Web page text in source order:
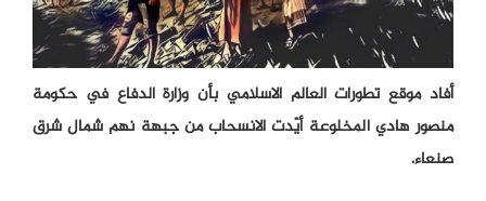
أفاد موقع تطورات العالم الاسلامي بأن وزارة الدفاع في حكومة
منصور هادي المخلوعة أيّدت الانسحاب من جبهة نهم شمال شرق
صنعاء.